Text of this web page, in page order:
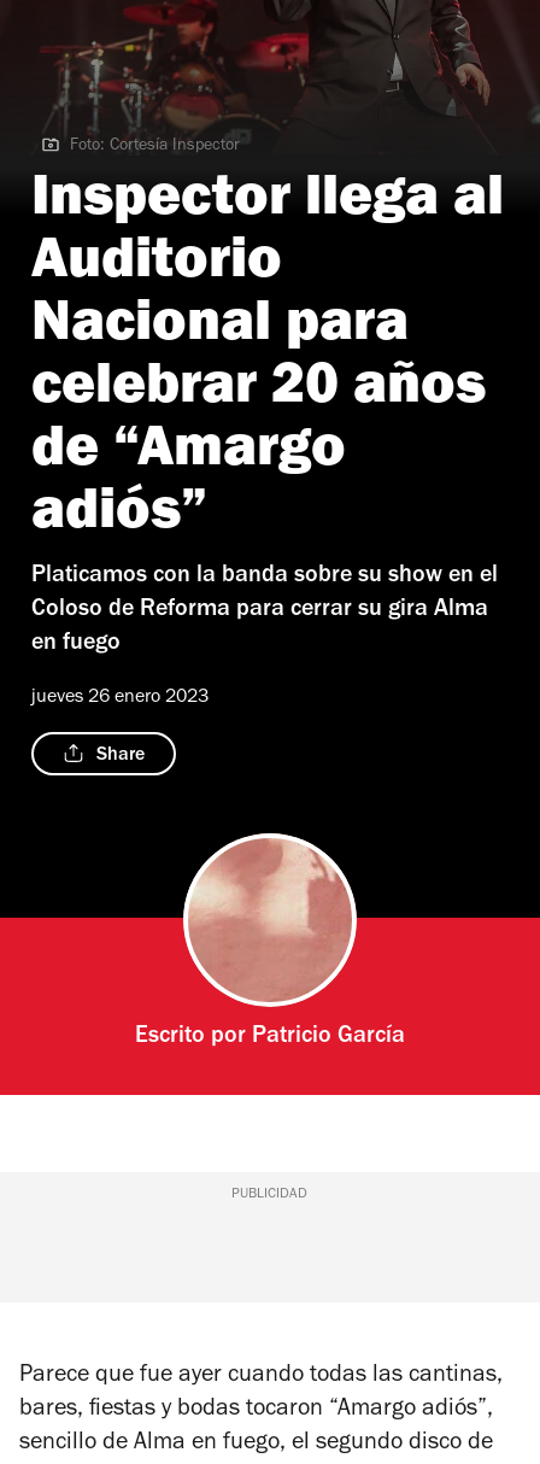
Foto: Cortesía Inspector
Foto: Cortesía Inspector
Inspector llega al
Auditorio
Nacional para
celebrar 20 años
de “Amargo
adiós”
Platicamos con la banda sobre su show en el
Coloso de Reforma para cerrar su gira Alma
en fuego
jueves 26 enero 2023
Share
Escrito por Patricio García
PUBLICIDAD
Parece que fue ayer cuando todas las cantinas,
bares, fiestas y bodas tocaron “Amargo adiós”,
sencillo de Alma en fuego, el segundo disco de